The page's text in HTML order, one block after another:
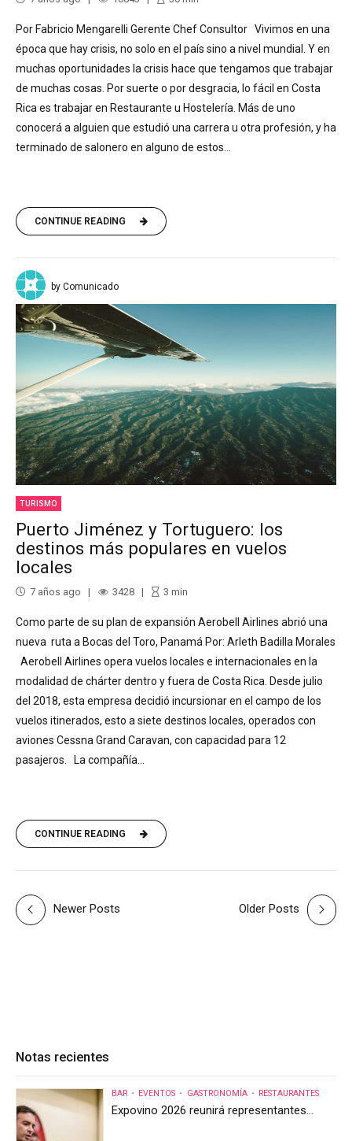
Por Fabricio Mengarelli Gerente Chef Consultor Vivimos en una
época que hay crisis, no solo en el país sino a nivel mundial. Y en
muchas oportunidades la crisis hace que tengamos que trabajar
de muchas cosas. Por suerte o por desgracia, lo fácil en Costa
Rica es trabajar en Restaurante u Hostelería. Más de uno
conocerá a alguien que estudió una carrera u otra profesión, y ha
terminado de salonero en alguno de estos...
CONTINUE READING
by Comunicado
TURISMO
Puerto Jiménez y Tortuguero: los
destinos más populares en vuelos
locales
7 años ago 3428 3 min
Como parte de su plan de expansión Aerobell Airlines abrió una
nueva ruta a Bocas del Toro, Panamá Por: Arleth Badilla Morales
Aerobell Airlines opera vuelos locales e internacionales en la
modalidad de chárter dentro y fuera de Costa Rica. Desde julio
del 2018, esta empresa decidió incursionar en el campo de los
vuelos itinerados, esto a siete destinos locales, operados con
aviones Cessna Grand Caravan, con capacidad para 12
pasajeros. La compañía...
CONTINUE READING
Newer Posts Older Posts
Notas recientes
BAR EVENTOS GASTRONOMÍA RESTAURANTES
Expovino 2026 reunirá representantes